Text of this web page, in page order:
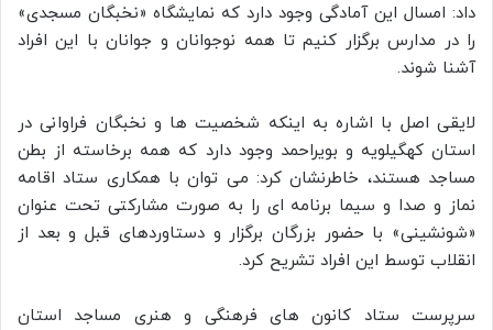
داد: امسال این آمادگی وجود دارد که نمایشگاه «نخبگان مسجدی»
را در مدارس برگزار کنیم تا همه نوجوانان و جوانان با این افراد
آشنا شوند.
لایقی اصل با اشاره به اینکه شخصیت ها و نخبگان فراوانی در
استان کهگیلویه و بویراحمد وجود دارد که همه برخاسته از بطن
مساجد هستند، خاطرنشان کرد: می توان با همکاری ستاد اقامه
نماز و صدا و سیما برنامه ای را به صورت مشارکتی تحت عنوان
«شونشینی» با حضور بزرگان برگزار و دستاوردهای قبل و بعد از
انقلاب توسط این افراد تشریح کرد.
سرپرست ستاد کانون های فرهنگی و هنری مساجد استان